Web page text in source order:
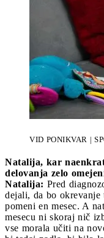
VID PONIKVAR |
Natalija, kar
delovanja zelo
Natalija: Pred
dejali, da bo
pomeni en mesec. A
mesecu ni skoraj nič
vse morala učiti na